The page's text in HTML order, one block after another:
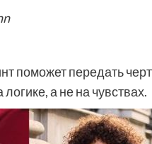
поможет передать
а не на чувствах.